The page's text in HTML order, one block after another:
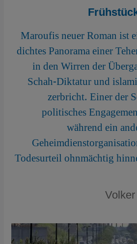
Maroufis neuer Roman ist
dichtes Panorama einer
in den Wirren der
Schah-Diktatur und
zerbricht. Einer der
politisches
während ein
Todesurteil ohnmächtig